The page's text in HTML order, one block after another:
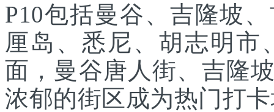
P10包括曼谷、吉隆坡
厘岛、悉尼、胡志明市
面，曼谷唐人街、吉隆
浓郁的街区成为热门打